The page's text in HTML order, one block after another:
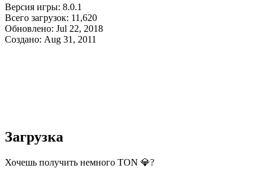
Версия игры: 8.0.1
Всего загрузок: 11,620
Обновлено: Jul 22, 2018
Создано: Aug 31, 2011
Загрузка
Хочешь получить немного TON 💎?